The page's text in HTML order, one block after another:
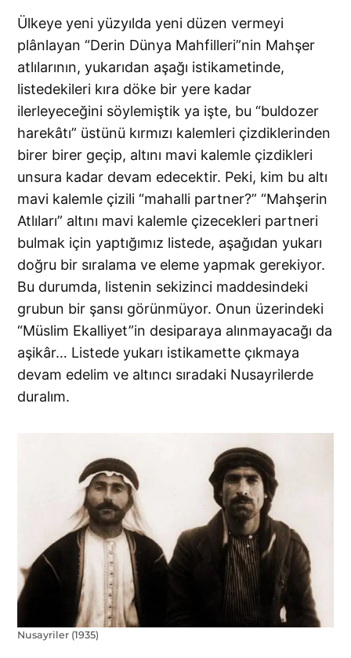
Ülkeye yeni yüzyılda yeni düzen vermeyi
plânlayan “Derin Dünya Mahfilleri”nin Mahşer
atlılarının, yukarıdan aşağı istikametinde,
listedekileri kıra döke bir yere kadar
ilerleyeceğini söylemiştik ya işte, bu “buldozer
harekâtı” üstünü kırmızı kalemleri çizdiklerinden
birer birer geçip, altını mavi kalemle çizdikleri
unsura kadar devam edecektir. Peki, kim bu altı
mavi kalemle çizili “mahalli partner?” “Mahşerin
Atlıları” altını mavi kalemle çizecekleri partneri
bulmak için yaptığımız listede, aşağıdan yukarı
doğru bir sıralama ve eleme yapmak gerekiyor.
Bu durumda, listenin sekizinci maddesindeki
grubun bir şansı görünmüyor. Onun üzerindeki
“Müslim Ekalliyet”in desiparaya alınmayacağı da
aşikâr… Listede yukarı istikamette çıkmaya
devam edelim ve altıncı sıradaki Nusayrilerde
duralım.
Nusayriler (1935)